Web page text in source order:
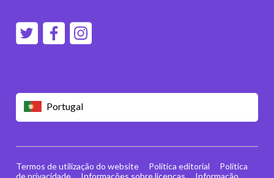
Portugal
Termos de utilização do website Política editorial
Política
de privacidade
Informações sobre licenças Informação